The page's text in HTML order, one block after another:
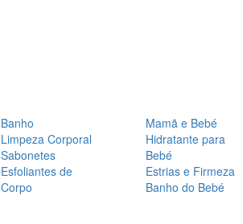
Banho
Limpeza Corporal
Sabonetes
Esfoliantes de
Corpo
Mamã e Bebé
Hidratante para
Bebé
Estrias e Firmeza
Banho do Bebé